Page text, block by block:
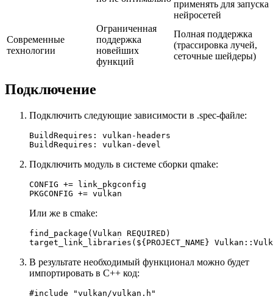
применять для запуска
нейросетей
Современные
технологии
Ограниченная
поддержка
новейших
функций
Полная поддержка
(трассировка лучей,
сеточные шейдеры)
Подключение
Подключить следующие зависимости в .spec-файле:
BuildRequires: vulkan-headers
Подключить модуль в системе сборки qmake:
CONFIG
PKGCONFIG
Или же в cmake:
target_link_libraries(${PROJECT_NAME}
В результате необходимый функционал можно будет
импортировать в C++ код:
#include "vulkan/vulkan.h"